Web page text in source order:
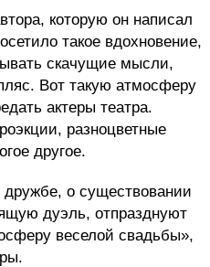
которую он написал
такое вдохновение,
скачущие мысли,
Вот такую атмосферу
актеры театра.
разноцветные
другое.
о существовании
дуэль, отпразднуют
веселой свадьбы»,